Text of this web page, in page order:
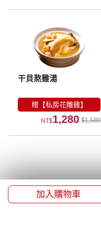
干貝熬雞湯
贈【私房花雕雞】
NT$1,280 $1,580
加入購物車
品牌故事 門市資訊